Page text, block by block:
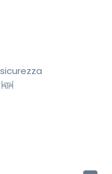
sicurezza